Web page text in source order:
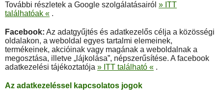
További részletek a Google szolgálatásairól » ITT
találhatóak « .
Facebook: Az adatgyűjtés és adatkezelős célja a közösségi
oldalakon, a weboldal egyes tartalmi elemeinek,
termékeinek, akcióinak vagy magának a weboldalnak a
megosztása, illetve „lájkolása”, népszerűsítése. A facebook
adatkezelési tájékoztatója » ITT található « .
Az adatkezeléssel kapcsolatos jogok